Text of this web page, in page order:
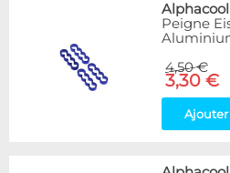
Alphacool
Peigne
4,50 €
3,30 €